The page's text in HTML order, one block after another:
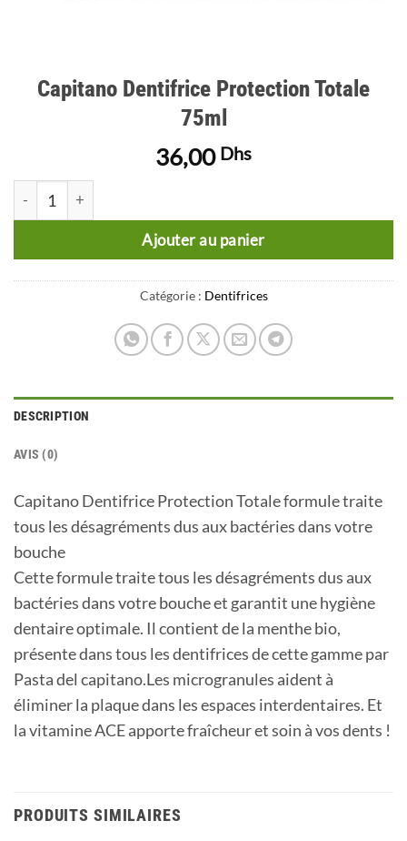
Capitano Dentifrice Protection Totale
75ml
36,00 Dhs
quantité de Capitano Dentifrice Protection Totale 75ml
Ajouter au panier
Catégorie : Dentifrices
DESCRIPTION
AVIS (0)
Capitano Dentifrice Protection Totale formule traite
tous les désagréments dus aux bactéries dans votre
bouche
Cette formule traite tous les désagréments dus aux
bactéries dans votre bouche et garantit une hygiène
dentaire optimale. Il contient de la menthe bio,
présente dans tous les dentifrices de cette gamme par
Pasta del capitano.Les microgranules aident à
éliminer la plaque dans les espaces interdentaires. Et
la vitamine ACE apporte fraîcheur et soin à vos dents !
PRODUITS SIMILAIRES